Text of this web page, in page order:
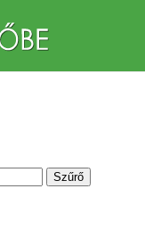
Szűrő